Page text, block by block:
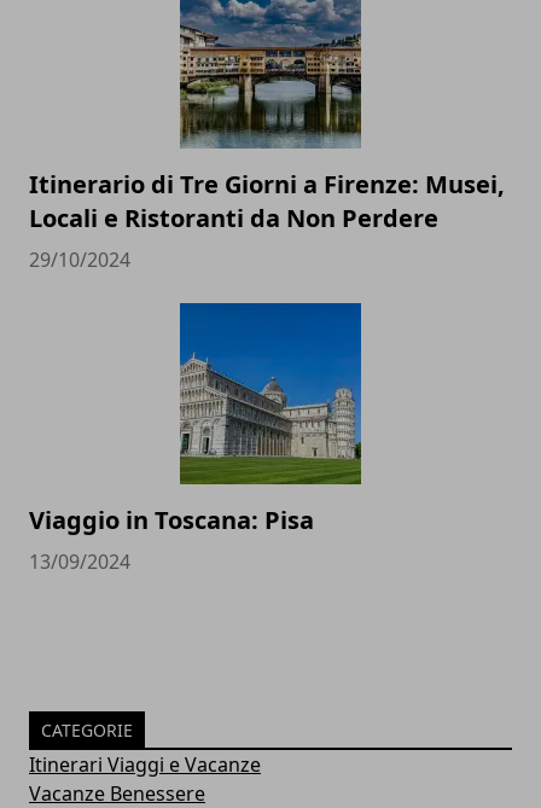
Itinerario di Tre Giorni a Firenze: Musei,
Locali e Ristoranti da Non Perdere
29/10/2024
Viaggio in Toscana: Pisa
13/09/2024
CATEGORIE
Itinerari Viaggi e Vacanze
Vacanze Benessere